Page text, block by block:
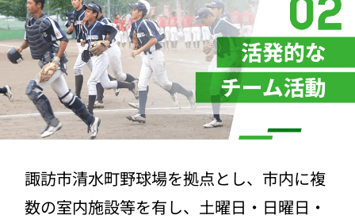
諏訪市清水町野球場を拠点とし、市内に複
数の室内施設等を有し、土曜日・日曜日・